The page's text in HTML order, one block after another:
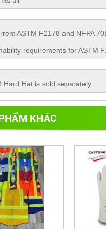
ASTM F2178 and NFPA
requirements for ASTM
Hard Hat is sold separately
KHÁC